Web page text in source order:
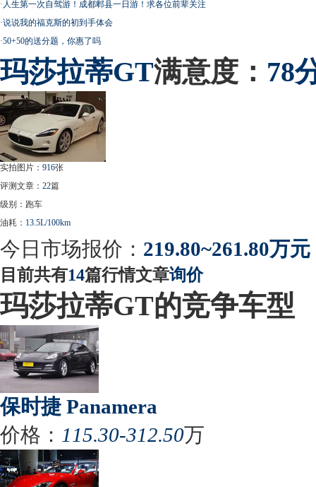
· 人生第一次自驾游！成都郫县一日游！求各位前辈关注
·说说我的福克斯的初到手体会
·50+50的送分题，你惠了吗
玛莎拉蒂GT满意度： 78
实拍图片： 916张
评测文章： 22篇
级别：跑车
油耗： 13.5L/100km
今日市场报价： 219.80~261.80万元
目前共有14篇行情文章询价
玛莎拉蒂GT的竞争车型
保时捷 Panamera
价格： 115.30-312.50万